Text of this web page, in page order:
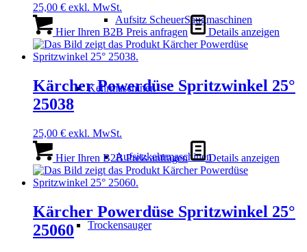
Aufsitz ScheuerSaugmaschinen
Kehrmaschinen
Aufsitzkehrmaschinen
Trockensauger
25,00 € exkl. MwSt.
Hier Ihren B2B Preis anfragen Details anzeigen
Kärcher Powerdüse Spritzwinkel 25°
25038
25,00 € exkl. MwSt.
Hier Ihren B2B Preis anfragen Details anzeigen
Kärcher Powerdüse Spritzwinkel 25°
25060